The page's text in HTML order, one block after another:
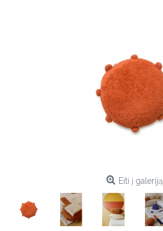
Eiti į galeriją